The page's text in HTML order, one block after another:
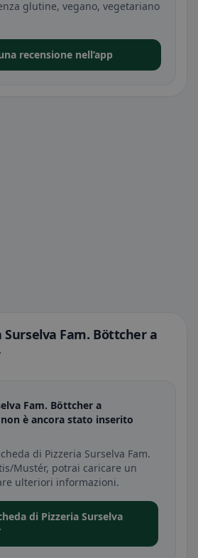
glutine, vegano, vegetariano
recensione nell’app
Surselva Fam. Böttcher a
Fam. Böttcher a
è ancora stato inserito
di Pizzeria Surselva Fam.
Mustér, potrai caricare un
ulteriori informazioni.
di Pizzeria Surselva